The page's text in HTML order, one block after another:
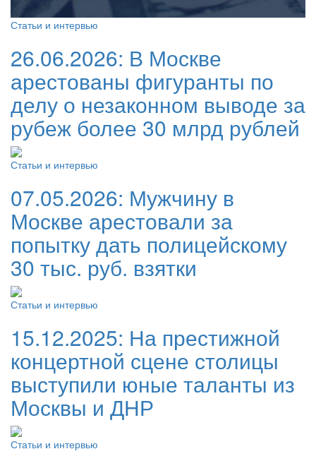
Статьи и интервью
26.06.2026: В Москве
арестованы фигуранты по
делу о незаконном выводе за
рубеж более 30 млрд рублей
Статьи и интервью
07.05.2026: Мужчину в
Москве арестовали за
попытку дать полицейскому
30 тыс. руб. взятки
Статьи и интервью
15.12.2025: На престижной
концертной сцене столицы
выступили юные таланты из
Москвы и ДНР
Статьи и интервью